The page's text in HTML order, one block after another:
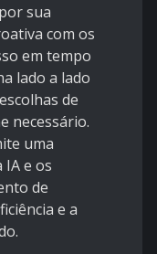
sua
com os
em tempo
lado a lado
de
necessário.
uma
e os
de
e a